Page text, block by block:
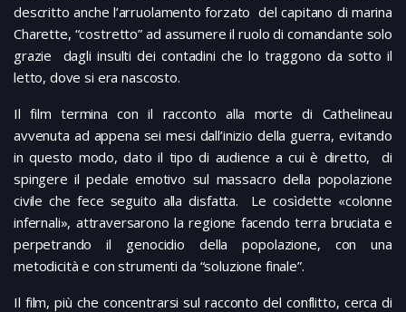
descritto anche l’arruolamento forzato del capitano di marina
Charette, “costretto” ad assumere il ruolo di comandante solo
grazie dagli insulti dei contadini che lo traggono da sotto il
letto, dove si era nascosto.
Il film termina con il racconto alla morte di Cathelineau
avvenuta ad appena sei mesi dall’inizio della guerra, evitando
in questo modo, dato il tipo di audience a cui è diretto, di
spingere il pedale emotivo sul massacro della popolazione
civile che fece seguito alla disfatta. Le cosìdette «colonne
infernali», attraversarono la regione facendo terra bruciata e
perpetrando il genocidio della popolazione, con una
metodicità e con strumenti da “soluzione finale”.
Il film, più che concentrarsi sul racconto del conflitto, cerca di